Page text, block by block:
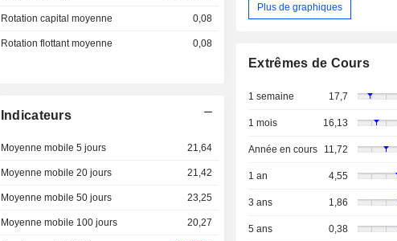
Rotation capital moyenne 0,08
Rotation flottant moyenne 0,08
Indicateurs
Moyenne mobile 5 jours 21,64
Moyenne mobile 20 jours 21,42
Moyenne mobile 50 jours 23,25
Moyenne mobile 100 jours 20,27
Plus de graphiques
Extrêmes de Cours
1 semaine 17,7
1 mois 16,13
Année en cours 11,72
1 an 4,55
3 ans 1,86
5 ans 0,38